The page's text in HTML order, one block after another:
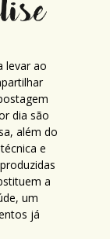
levar ao
dia são
além do
e
a
um
já